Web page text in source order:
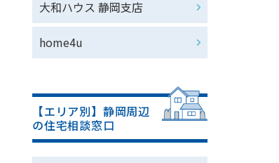
大和ハウス 静岡支店
home4u
【エリア別】静岡周辺
の住宅相談窓口